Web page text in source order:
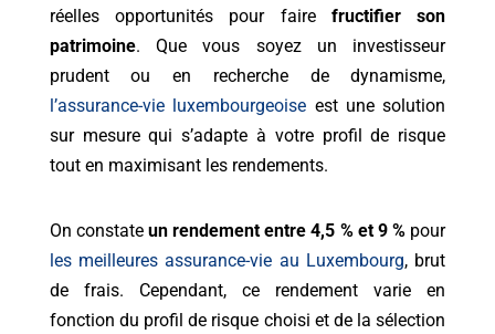
réelles opportunités pour faire fructifier son
patrimoine. Que vous soyez un investisseur
prudent ou en recherche de dynamisme,
l’assurance-vie luxembourgeoise est une solution
sur mesure qui s’adapte à votre profil de risque
tout en maximisant les rendements.
On constateun rendement entre 4,5 % et 9 % pour
les meilleures assurance-vie au Luxembourg, brut
de frais. Cependant, ce rendement varie en
fonction du profil de risque choisi et de la sélection